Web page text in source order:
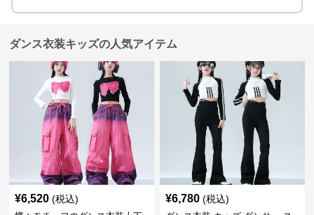
ダンス衣装キッズの人気アイテム
¥6,520 (税込) ¥6,780 (税込)